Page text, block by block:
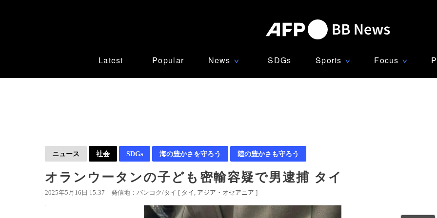
Latest Popular News ∨ SDGs Sports ∨ Focus ∨
ニュース 社会 SDGs 海の豊かさを守ろう 陸の豊かさも守ろう
オランウータンの子ども密輸容疑で男逮捕 タイ
2025年5月16日 15:37 発信地：バンコク/タイ [ タイ アジア・オセアニア ]